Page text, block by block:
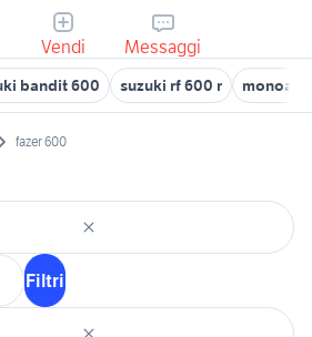
Vendi Messaggi
bandit 600 suzuki rf 600 r
fazer 600
Filtri